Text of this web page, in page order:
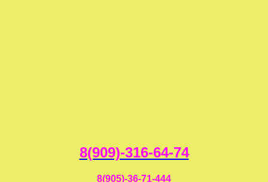
8(909)-316-64-74
8(905)-36-71-444